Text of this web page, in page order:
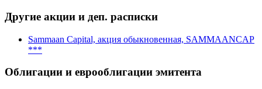
Другие акции и деп. расписки
Sammaan Capital, акция обыкновенная, SAMMAANCAP
***
Облигации и еврооблигации эмитента